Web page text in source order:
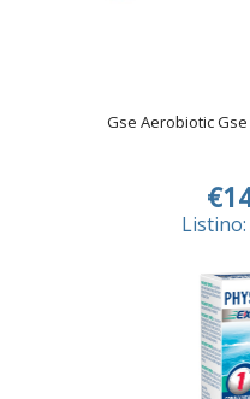
Gse Aerobiotic
Listino: